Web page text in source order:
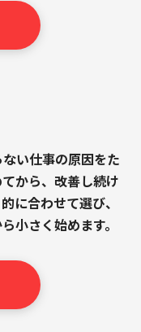
い仕事の原因をた
から、改善し続け
に合わせて選び、
小さく始めます。